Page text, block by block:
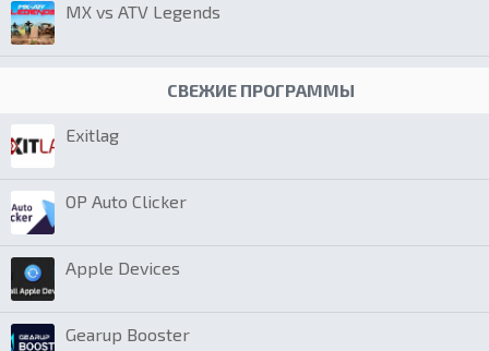
MX vs ATV Legends
СВЕЖИЕ ПРОГРАММЫ
Exitlag
OP Auto Clicker
Apple Devices
Gearup Booster